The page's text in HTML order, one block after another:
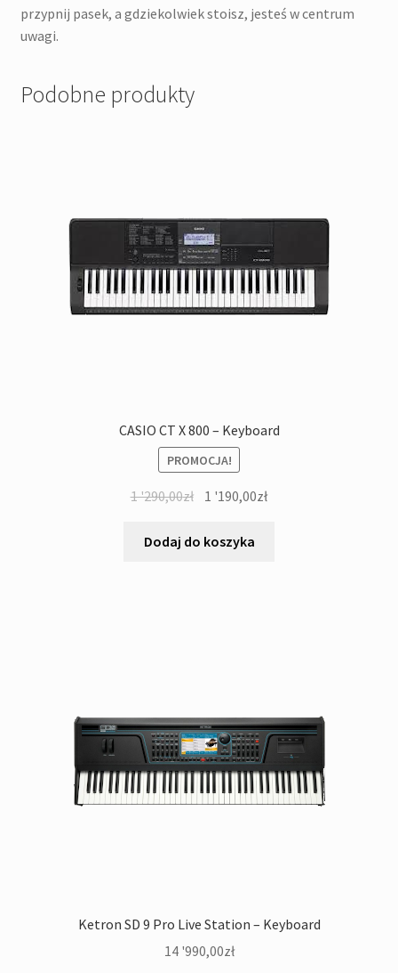
przypnij pasek, a gdziekolwiek stoisz, jesteś w centrum
uwagi.
Podobne produkty
CASIO CT X 800 – Keyboard
PROMOCJA!
1 '290,00zł Pierwotna
wynosiła:
1 '190,00złAktualna
Dodaj do koszyka
Ketron SD 9 Pro Live Station – Keyboard
14 '990,00zł